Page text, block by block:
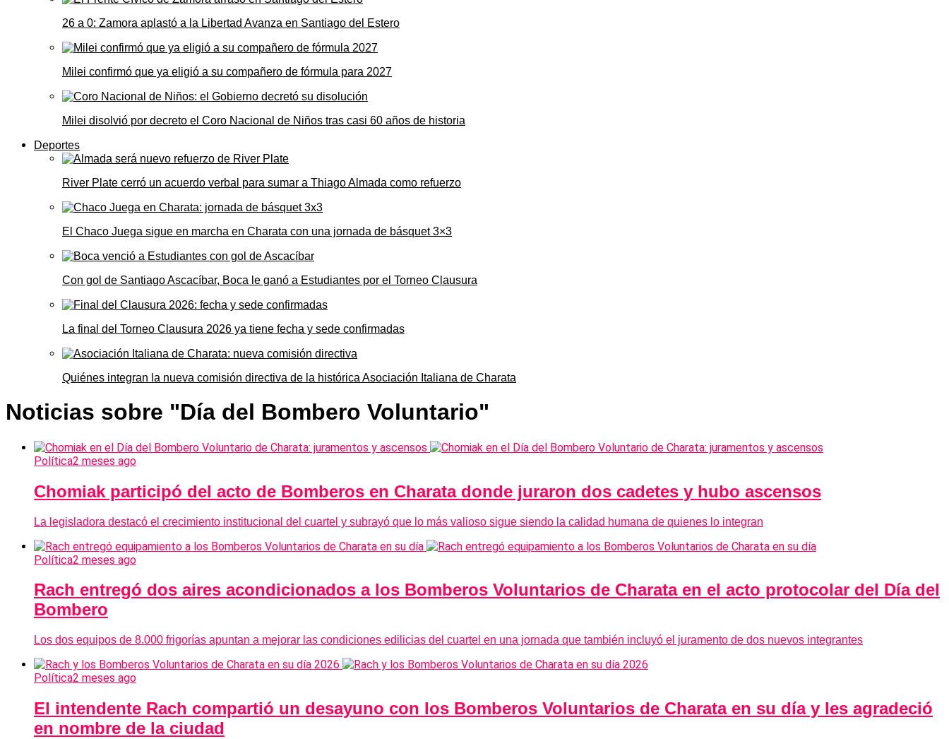
26 a 0: Zamora aplastó a la Libertad Avanza en Santiago del Estero
Milei confirmó que ya eligió a su compañero de fórmula para 2027
Milei disolvió por decreto el Coro Nacional de Niños tras casi 60 años de historia
Deportes
River Plate cerró un acuerdo verbal para sumar a Thiago Almada como refuerzo
El Chaco Juega sigue en marcha en Charata con una jornada de básquet 3×3
Con gol de Santiago Ascacíbar, Boca le ganó a Estudiantes por el Torneo Clausura
La final del Torneo Clausura 2026 ya tiene fecha y sede confirmadas
Quiénes integran la nueva comisión directiva de la histórica Asociación Italiana de Charata
Noticias sobre "Día del Bombero Voluntario"
Política2 meses ago
Chomiak participó del acto de Bomberos en Charata donde juraron dos cadetes y hubo ascensos
La legisladora destacó el crecimiento institucional del cuartel y subrayó que lo más valioso sigue siendo la calidad humana de quienes lo integran
Política2 meses ago
Rach entregó dos aires acondicionados a los Bomberos Voluntarios de Charata en el acto protocolar del Día del
Bombero
Los dos equipos de 8.000 frigorías apuntan a mejorar las condiciones edilicias del cuartel en una jornada que también incluyó el juramento de dos nuevos integrantes
Política2 meses ago
El intendente Rach compartió un desayuno con los Bomberos Voluntarios de Charata en su día y les agradeció
en nombre de la ciudad